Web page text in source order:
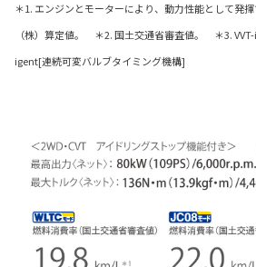
＊1. エンジンとモーターにより、動力性能として発
（株）算定値。 ＊2. 国土交通省審査値。 ＊3.
igent[連続可変バルブタイミング機構]